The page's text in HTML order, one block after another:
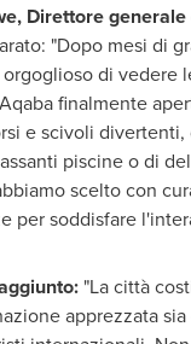
, Direttore
"Dopo mesi di
di vedere
finalmente
e scivoli
piscine o di
scelto con
per soddisfare
"La città
apprezzata